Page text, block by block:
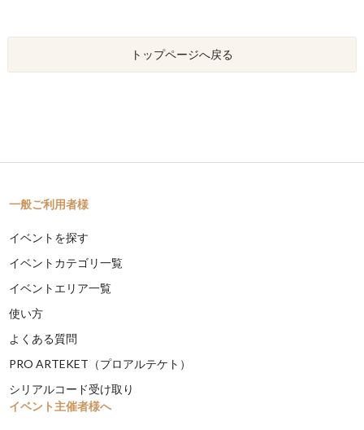
トップページへ戻る
一般ご利用者様
イベントを探す
イベントカテゴリ一覧
イベントエリア一覧
使い方
よくある質問
PRO ARTEKET（プロアルテケト）
シリアルコード受け取り
イベント主催者様へ